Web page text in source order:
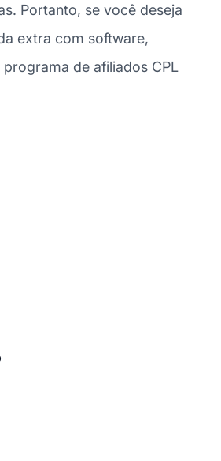
Portanto, se você deseja
extra com software,
de afiliados CPL